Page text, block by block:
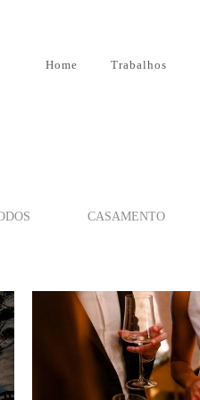
Home Trabalhos
CASAMENTO